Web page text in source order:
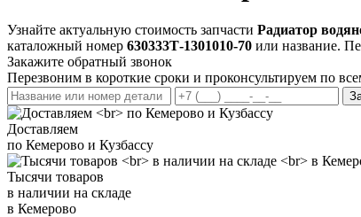
Узнайте актуальную стоимость запчасти Радиатор
каталожный номер 630333Т-1301010-70 или название.
Закажите обратный звонок
Перезвоним в короткие сроки и проконсультируем по
Доставляем
по Кемерово и Кузбассу
Тысячи товаров
в наличии на складе
в Кемерово